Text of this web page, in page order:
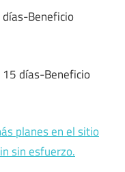
Beneficio
días-Beneficio
planes en el sitio
sin esfuerzo.